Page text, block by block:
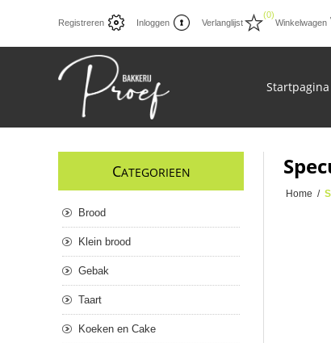
Registreren Inloggen Verlanglijst
(0)
Winkelwagen
Startpagina
Home /
CATEGORIEEN
Brood
Klein brood
Gebak
Taart
Koeken en Cake